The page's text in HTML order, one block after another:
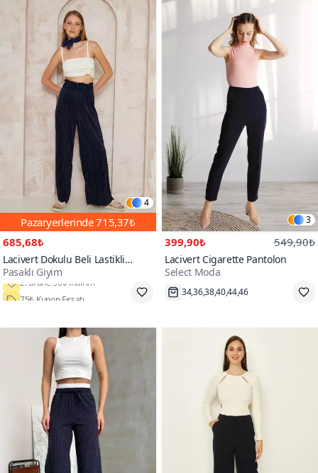
4
Pazaryerlerinde715,37₺
685,68₺
Lacivert Dokulu Beli Lastikli
Yüksek Bel Bol Paça Salaş Rahat
Bürümcük Örme Pantolon
Pasaklı Giyim
3
399,90₺ 549,90₺
Lacivert Cigarette Pantolon
Select Moda
34,36,38,40,44,46